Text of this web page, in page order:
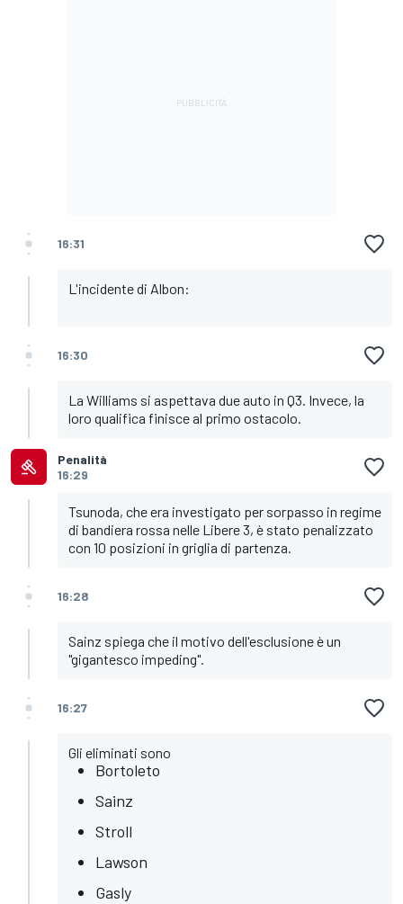
16:31
L'incidente di Albon:
16:30
La Williams si aspettava due auto in Q3. Invece, la
loro qualifica finisce al primo ostacolo.
Penalità
16:29
Tsunoda, che era investigato per sorpasso in regime
di bandiera rossa nelle Libere 3, è stato penalizzato
con 10 posizioni in griglia di partenza.
16:28
Sainz spiega che il motivo dell'esclusione è un
"gigantesco impeding".
16:27
Gli eliminati sono
Bortoleto
Sainz
Stroll
Lawson
Gasly